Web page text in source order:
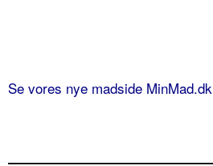
Se vores nye madside MinMad.dk